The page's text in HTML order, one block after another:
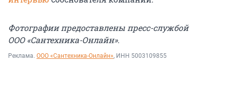
Фотографии предоставлены пресс-службой
ООО «Сантехника-Онлайн».
Реклама. ООО «Сантехника-Онлайн», ИНН 5003109855